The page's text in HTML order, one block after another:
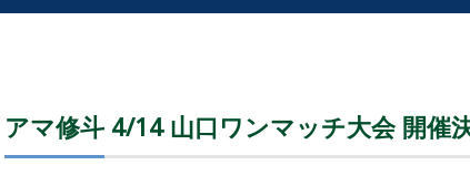
アマ修斗 4/14 山口ワンマッチ大会 開催